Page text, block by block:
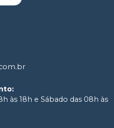
:
às 18h e Sábado das 08h às